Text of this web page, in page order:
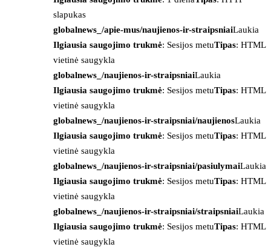
slapukas
globalnews_/apie-mus/naujienos-ir-straipsniaiLaukia
Ilgiausia saugojimo trukmė: Sesijos metuTipas: HTML
vietinė saugykla
globalnews_/naujienos-ir-straipsniaiLaukia
Ilgiausia saugojimo trukmė: Sesijos metuTipas: HTML
vietinė saugykla
globalnews_/naujienos-ir-straipsniai/naujienosLaukia
Ilgiausia saugojimo trukmė: Sesijos metuTipas: HTML
vietinė saugykla
globalnews_/naujienos-ir-straipsniai/pasiulymaiLaukia
Ilgiausia saugojimo trukmė: Sesijos metuTipas: HTML
vietinė saugykla
globalnews_/naujienos-ir-straipsniai/straipsniaiLaukia
Ilgiausia saugojimo trukmė: Sesijos metuTipas: HTML
vietinė saugykla